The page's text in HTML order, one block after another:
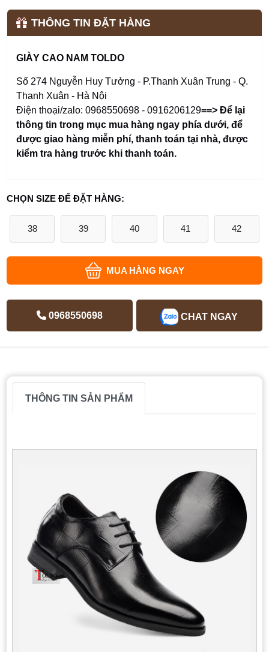
THÔNG TIN ĐẶT HÀNG
GIÀY CAO NAM TOLDO
Số 274 Nguyễn Huy Tưởng - P.Thanh Xuân Trung - Q.
Thanh Xuân - Hà Nội
Điện thoại/zalo: 0968550698 - 0916206129==> Để lại
thông tin trong mục mua hàng ngay phía dưới,để
được giao hàng miễn phí, thanh toán tại nhà, được
kiểm tra hàng trước khi thanh toán.
CHỌN SIZE ĐỂ ĐẶT HÀNG:
38 39 40 41 42
MUA HÀNG NGAY
0968550698 CHAT NGAY
THÔNG TIN SẢN PHẨM